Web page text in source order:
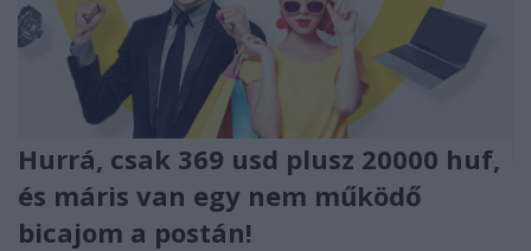
Hurrá, csak 369 usd plusz 20000 huf,
és máris van egy nem működő
bicajom a postán!